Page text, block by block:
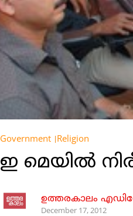
Government Religion
ഇ മെയില്‍
ഉത്തരകാലം
December 17, 2012